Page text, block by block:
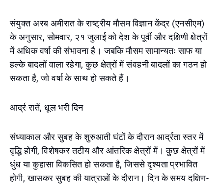
संयुक्त अरब अमीरात के राष्ट्रीय मौसम विज्ञान केंद्र (एनसीएम)
के अनुसार, सोमवार, २१ जुलाई को देश के पूर्वी और दक्षिणी क्षेत्रों
में अधिक वर्षा की संभावना है। जबकि मौसम सामान्यतः साफ या
हल्के बादलों वाला रहेगा, कुछ क्षेत्रों में संवहनी बादलों का गठन हो
सकता है, जो वर्षा के साथ हो सकते हैं।
आर्द्र रातें, धूल भरी दिन
संध्याकाल और सुबह के शुरुआती घंटों के दौरान आर्द्रता स्तर में
वृद्धि होगी, विशेषकर तटीय और आंतरिक क्षेत्रों में। कुछ क्षेत्रों में
धुंध या कुहासा विकसित हो सकता है, जिससे दृश्यता प्रभावित
होगी, खासकर सुबह की यात्राओं के दौरान। दिन के समय दक्षिण-